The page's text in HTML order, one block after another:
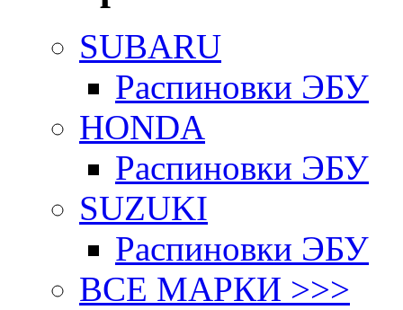
SUBARU
Распиновки ЭБУ
HONDA
Распиновки ЭБУ
SUZUKI
Распиновки ЭБУ
ВСЕ МАРКИ >>>